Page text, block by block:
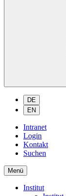
DE
EN
Intranet
Login
Kontakt
Suchen
Menü
Institut